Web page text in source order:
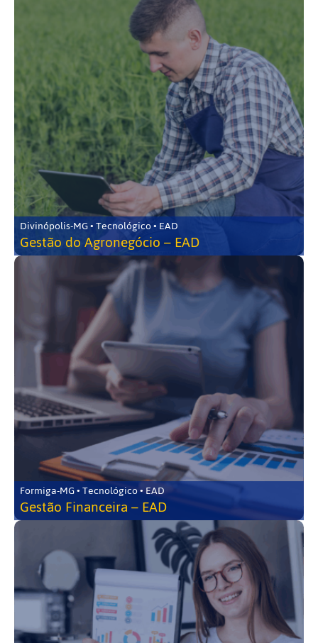
Divinópolis-MG • Tecnológico • EAD
Gestão do Agronegócio – EAD
Formiga-MG • Tecnológico • EAD
Gestão Financeira – EAD